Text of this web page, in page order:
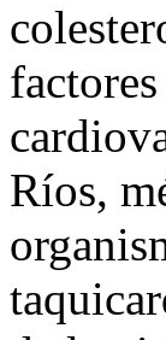
Ríos,